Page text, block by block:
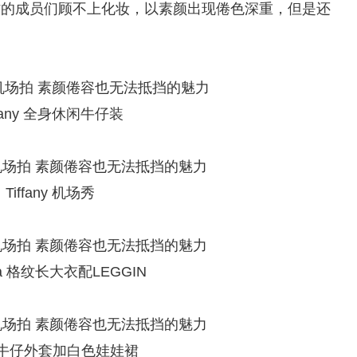
成员们顾不上化妆，以素颜出现倦色深重，但是还
全身休闲牛仔装
Tiffany 机场秀
格纹长大衣配LEGGIN
仔外套加白色娃娃裙